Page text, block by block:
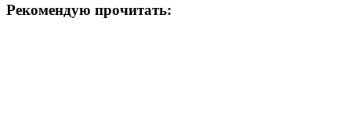
Рекомендую прочитать: